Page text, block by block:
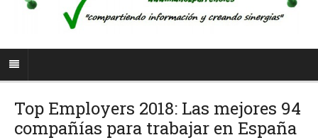
Top Employers 2018: Las mejores 94
compañías para trabajar en España